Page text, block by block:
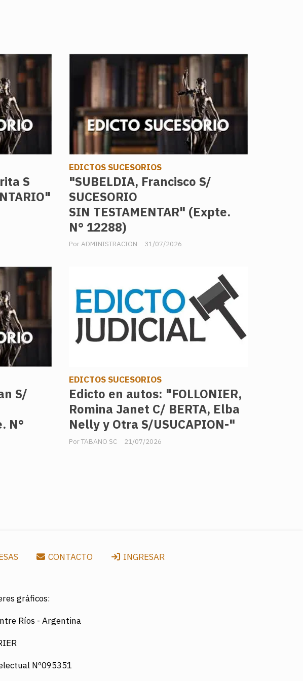
S
"SUBELDIA, Francisco S/
SUCESORIO
SIN TESTAMENTAR" (Expte.
N° 12288)
ADMINISTRACION
EDICTOS SUCESORIOS
31/07/2026
S/
N°
Edicto en autos: "FOLLONIER,
Romina Janet C/ BERTA, Elba
Nelly y Otra S/USUCAPION-"
TABANO SC
EDICTOS SUCESORIOS
21/07/2026
CONTACTO INGRESAR
gráficos:
Ríos - Argentina
Nº095351